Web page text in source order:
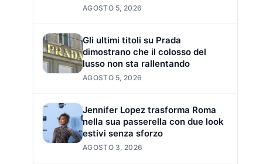
AGOSTO 5, 2026
Gli ultimi titoli su Prada
dimostrano che il colosso del
lusso non sta rallentando
AGOSTO 5, 2026
Jennifer Lopez trasforma Roma
nella sua passerella con due look
estivi senza sforzo
AGOSTO 3, 2026